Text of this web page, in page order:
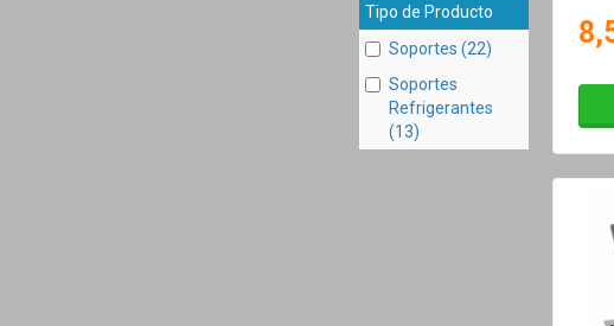
Tipo de Producto
Soportes (22)
Soportes
Refrigerantes
(13)